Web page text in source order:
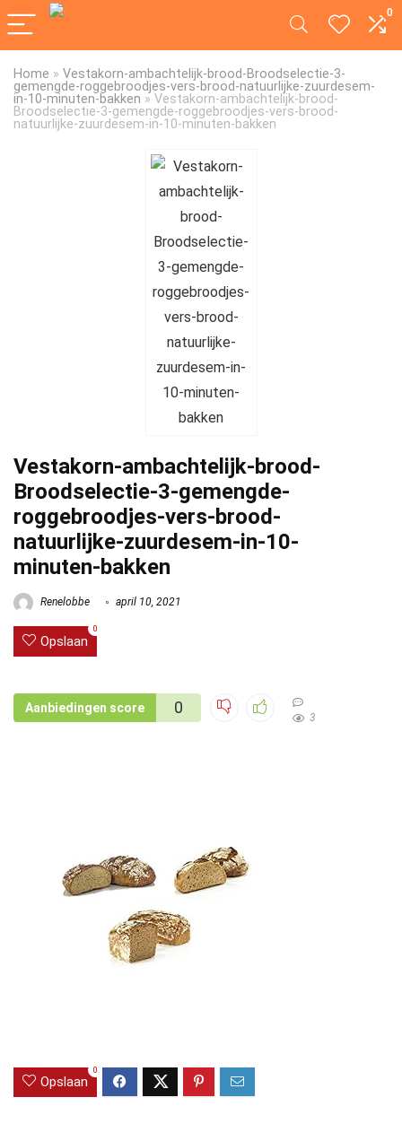
0
Home » Vestakorn-ambachtelijk-brood-Broodselectie-3-
gemengde-roggebroodjes-vers-brood-natuurlijke-zuurdesem-
in-10-minuten-bakken » Vestakorn-ambachtelijk-brood-
Broodselectie-3-gemengde-roggebroodjes-vers-brood-
natuurlijke-zuurdesem-in-10-minuten-bakken
Vestakorn-ambachtelijk-brood-
Broodselectie-3-gemengde-
roggebroodjes-vers-brood-
natuurlijke-zuurdesem-in-10-
minuten-bakken
Renelobbe april 10, 2021
Opslaan
0
Aanbiedingen score 0
3
Opslaan
0